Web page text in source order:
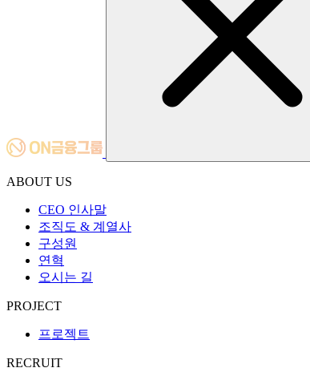
ABOUT US
CEO 인사말
조직도 & 계열사
구성원
연혁
오시는 길
PROJECT
프로젝트
RECRUIT